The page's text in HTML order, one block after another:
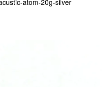
atom-20g-silver